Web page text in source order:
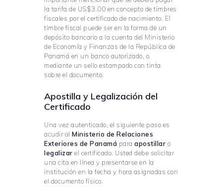
la tarifa de US$3.00 en concepto de timbres
fiscales por el certificado de nacimiento. El
timbre fiscal puede ser en la forma de un
depósito bancario a la cuenta del Ministerio
de Economía y Finanzas de la República de
Panamá en un banco autorizado, o
mediante un sello estampado con tinta
sobre el documento.
Apostilla y Legalización del
Certificado
Una vez autenticado, el siguiente paso es
acudir al Ministerio de Relaciones
Exteriores de Panamá para apostillar o
legalizar el certificado. Usted debe solicitar
una cita en línea y presentarse en la
institución en la fecha y hora asignadas con
el documento físico.